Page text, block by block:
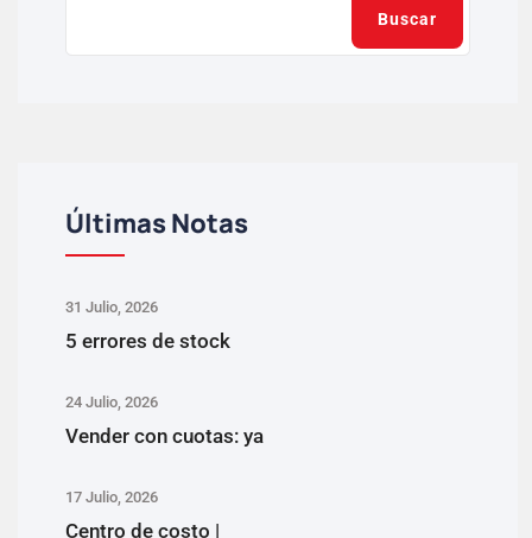
Buscar
Últimas Notas
31 Julio, 2026
5 errores de stock
24 Julio, 2026
Vender con cuotas: ya
17 Julio, 2026
Centro de costo |